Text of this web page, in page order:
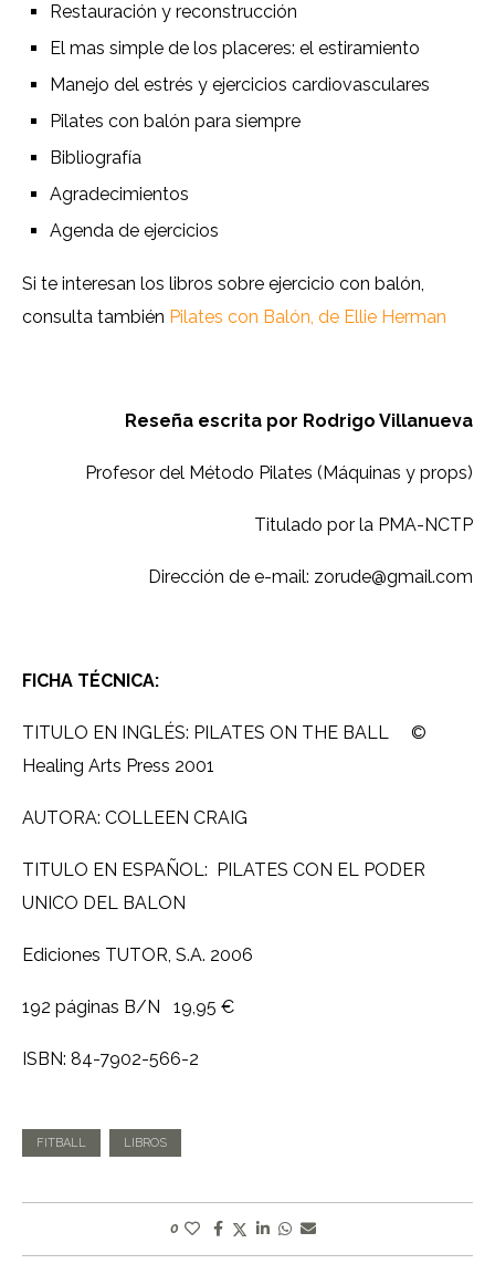
Restauración y reconstrucción
El mas simple de los placeres: el estiramiento
Manejo del estrés y ejercicios cardiovasculares
Pilates con balón para siempre
Bibliografía
Agradecimientos
Agenda de ejercicios
Si te interesan los libros sobre ejercicio con balón,
consulta también Pilates con Balón, de Ellie Herman
Reseña escrita por Rodrigo Villanueva
Profesor del Método Pilates (Máquinas y props)
Titulado por la PMA-NCTP
Dirección de e-mail: zorude@gmail.com
FICHA TÉCNICA:
TITULO EN INGLÉS: PILATES ON THE BALL ©
Healing Arts Press 2001
AUTORA: COLLEEN CRAIG
TITULO EN ESPAÑOL: PILATES CON EL PODER
UNICO DEL BALON
Ediciones TUTOR, S.A. 2006
192 páginas B/N 19,95 €
ISBN: 84-7902-566-2
FITBALL LIBROS
0